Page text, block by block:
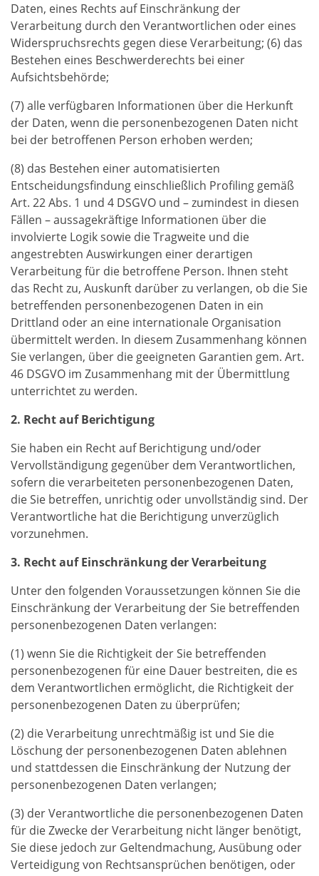
Daten, eines Rechts auf Einschränkung der
Verarbeitung durch den Verantwortlichen oder eines
Widerspruchsrechts gegen diese Verarbeitung; (6) das
Bestehen eines Beschwerderechts bei einer
Aufsichtsbehörde;
(7) alle verfügbaren Informationen über die Herkunft
der Daten, wenn die personenbezogenen Daten nicht
bei der betroffenen Person erhoben werden;
(8) das Bestehen einer automatisierten
Entscheidungsfindung einschließlich Profiling gemäß
Art. 22 Abs. 1 und 4 DSGVO und – zumindest in diesen
Fällen – aussagekräftige Informationen über die
involvierte Logik sowie die Tragweite und die
angestrebten Auswirkungen einer derartigen
Verarbeitung für die betroffene Person. Ihnen steht
das Recht zu, Auskunft darüber zu verlangen, ob die Sie
betreffenden personenbezogenen Daten in ein
Drittland oder an eine internationale Organisation
übermittelt werden. In diesem Zusammenhang können
Sie verlangen, über die geeigneten Garantien gem. Art.
46 DSGVO im Zusammenhang mit der Übermittlung
unterrichtet zu werden.
2. Recht auf Berichtigung
Sie haben ein Recht auf Berichtigung und/oder
Vervollständigung gegenüber dem Verantwortlichen,
sofern die verarbeiteten personenbezogenen Daten,
die Sie betreffen, unrichtig oder unvollständig sind. Der
Verantwortliche hat die Berichtigung unverzüglich
vorzunehmen.
3. Recht auf Einschränkung der Verarbeitung
Unter den folgenden Voraussetzungen können Sie die
Einschränkung der Verarbeitung der Sie betreffenden
personenbezogenen Daten verlangen:
(1) wenn Sie die Richtigkeit der Sie betreffenden
personenbezogenen für eine Dauer bestreiten, die es
dem Verantwortlichen ermöglicht, die Richtigkeit der
personenbezogenen Daten zu überprüfen;
(2) die Verarbeitung unrechtmäßig ist und Sie die
Löschung der personenbezogenen Daten ablehnen
und stattdessen die Einschränkung der Nutzung der
personenbezogenen Daten verlangen;
(3) der Verantwortliche die personenbezogenen Daten
für die Zwecke der Verarbeitung nicht länger benötigt,
Sie diese jedoch zur Geltendmachung, Ausübung oder
Verteidigung von Rechtsansprüchen benötigen, oder